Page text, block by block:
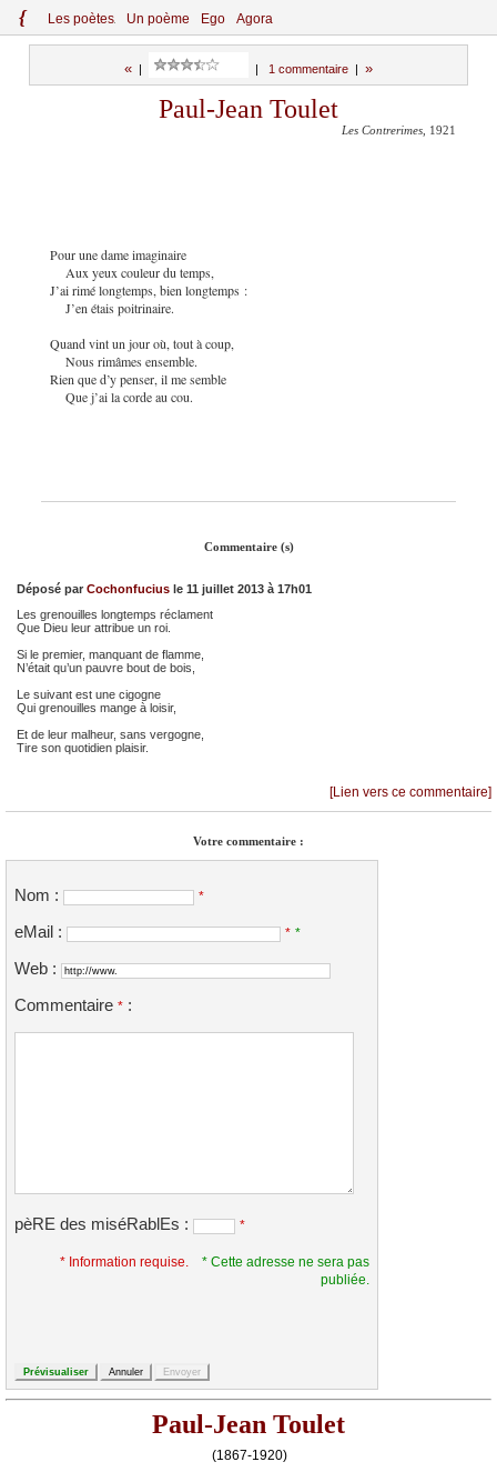
{ Les poètes Un poème Ego Agora
« 1 commentaire »
Paul-Jean Toulet
Les Contrerimes , 1921
Pour une dame imaginaire
Aux yeux couleur du temps,
J’ai rimé longtemps, bien longtemps :
J’en étais poitrinaire.
Quand vint un jour où, tout à coup,
Nous rimâmes ensemble.
Rien que d’y penser, il me semble
Que j’ai la corde au cou.
Commentaire (s)
Déposé par Cochonfucius le 11 juillet 2013 à 17h01
Les grenouilles longtemps réclament
Que Dieu leur attribue un roi.
Si le premier, manquant de flamme,
N’était qu’un pauvre bout de bois,
Le suivant est une cigogne
Qui grenouilles mange à loisir,
Et de leur malheur, sans vergogne,
Tire son quotidien plaisir.
[Lien vers ce commentaire]
Votre commentaire :
Nom : *
eMail : * *
Web :
Commentaire * :
pèRE des miséRablEs : *
* Information requise.
* Cette adresse ne sera pas
publiée.
Paul-Jean Toulet
(1867-1920)